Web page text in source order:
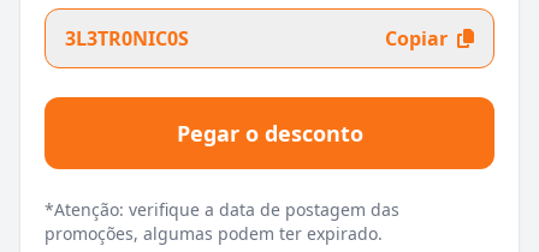
3L3TR0NIC0S Copiar
Pegar o desconto
*Atenção: verifique a data de postagem das
promoções, algumas podem ter expirado.